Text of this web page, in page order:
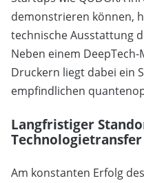
demonstrieren können,
technische Ausstattung
Neben einem
Druckern liegt dabei ein
empfindlichen
Langfristiger
Technologietransfer
Am konstanten Erfolg